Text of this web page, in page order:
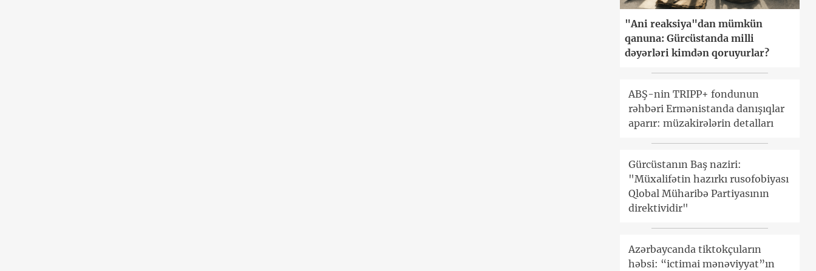
"Ani reaksiya"dan mümkün
qanuna: Gürcüstanda milli
dəyərləri kimdən qoruyurlar?
ABŞ-nin TRIPP+ fondunun
rəhbəri Ermənistanda danışıqlar
aparır: müzakirələrin detalları
Gürcüstanın Baş naziri:
"Müxalifətin hazırkı rusofobiyası
Qlobal Müharibə Partiyasının
direktividir"
Azərbaycanda tiktokçuların
həbsi: “ictimai mənəviyyat”ın